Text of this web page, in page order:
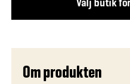
Om produkten